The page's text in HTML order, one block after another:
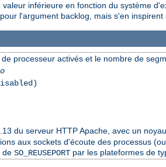
inférieure en fonction du système
l'argument backlog, mais s'en
processeur activés et le nombre de
du serveur HTTP Apache, avec un
aux sockets d'écoute des processus
de SO_REUSEPORTpar les plateformes de